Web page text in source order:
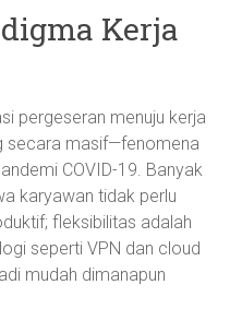
Kerja
pergeseran menuju kerja
secara masif—fenomena
COVID-19. Banyak
karyawan tidak perlu
fleksibilitas adalah
seperti VPN dan cloud
mudah dimanapun